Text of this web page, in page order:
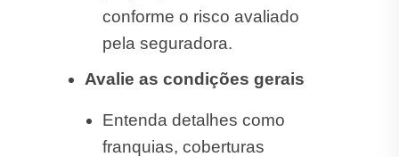
conforme o risco avaliado
pela seguradora.
Avalie as condições gerais
Entenda detalhes como
franquias, coberturas